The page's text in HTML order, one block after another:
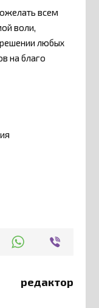
всем
воли,
любых
на благо
редактор